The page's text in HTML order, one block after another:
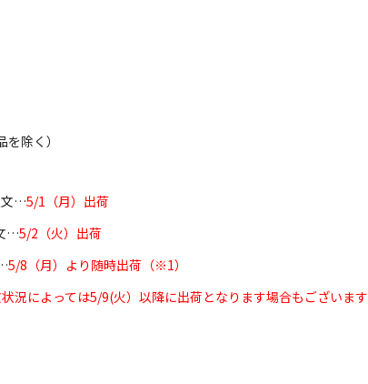
除く）
文…5/1（月）出荷
…5/2（火）出荷
5/8（月）より随時出荷（※1）
によっては5/9(火）以降に出荷となります場合もございます